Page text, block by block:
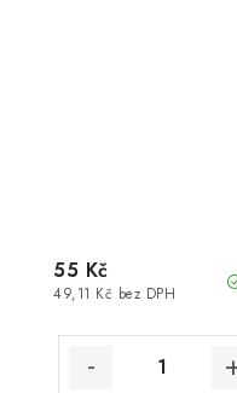
49,11 Kč bez DPH
55 Kč